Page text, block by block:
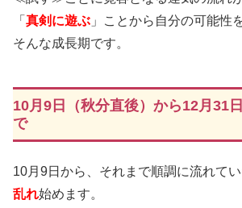
「 真剣に遊ぶ 」ことから自分の可能性
そんな成長期です。
10月9日（秋分直後）から12月31
で
10月9日から、それまで順調に流れてい
乱れ始めます。